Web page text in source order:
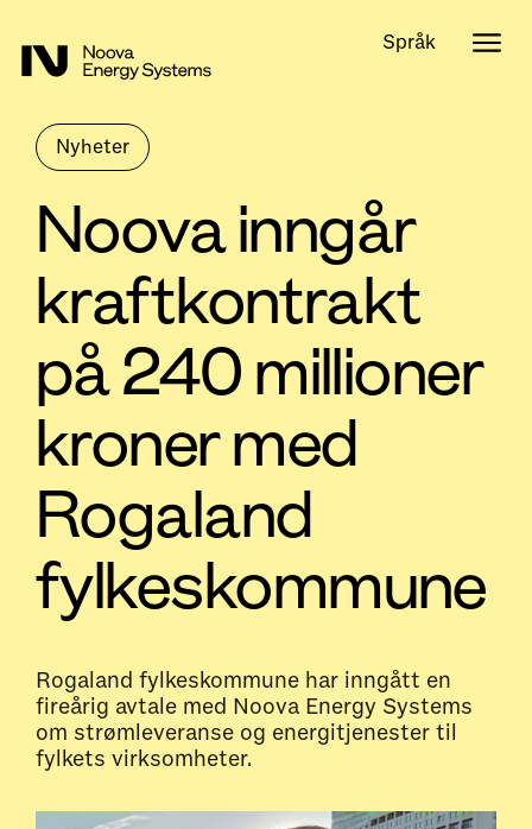
Nyheter
Noova inngår
kraftkontrakt
på 240 millioner
kroner med
Rogaland
fylkeskommune
Rogaland fylkeskommune har inngått en
fireårig avtale med Noova Energy Systems
om strømleveranse og energitjenester til
fylkets virksomheter.
Språk